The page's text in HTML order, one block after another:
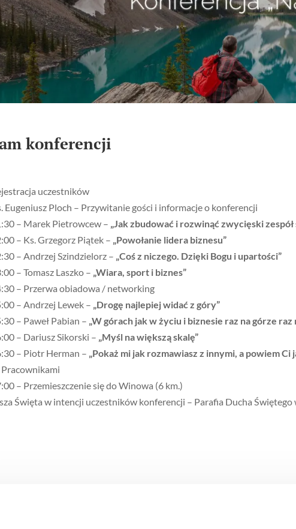
konferencji
uczestników
Eugeniusz Ploch – Przywitanie gości i informacje o konferencji
– Marek Pietrowcew –
„Jak zbudować i rozwinąć zwycięski
– Ks. Grzegorz Piątek – „Powołanie lidera biznesu”
– Andrzej Szindzielorz – „Coś z niczego. Dzięki Bogu i upartości”
– Tomasz Laszko – „Wiara, sport i biznes”
– Przerwa obiadowa / networking
– Andrzej Lewek – „Drogę najlepiej widać z góry”
– Paweł Pabian – „W górach jak w życiu i biznesie raz na górze raz
– Dariusz Sikorski – „Myśl na większą skalę”
– Piotr Herman – „Pokaż mi jak rozmawiasz z innymi, a powiem Ci
– Przemieszczenie się do Winowa (6 km.)
Święta w intencji uczestników konferencji – Parafia Ducha